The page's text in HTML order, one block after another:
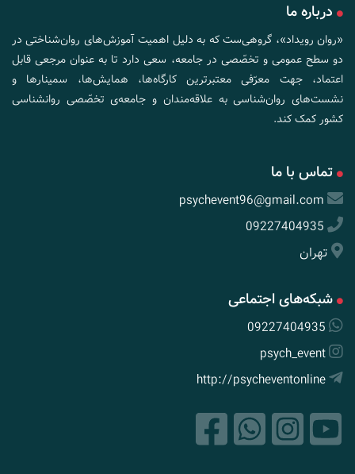
درباره ما
«روان رویداد»، گروهی‌ست که به دلیل اهمیت آموزش‌های روان‌شناختی در
دو سطح عمومی و تخصّصی در جامعه، سعی دارد تا به عنوان مرجعی قابل
اعتماد، جهت معرّفی معتبرترین کارگاه‌ها، همایش‌ها، سمینارها و
نشست‌های روان‌شناسی به علاقه‌مندان و جامعه‌ی تخصّصی روانشناسی
کشور کمک کند.
تماس با ما
psychevent96@gmail.com
09227404935
تهران
شبکه‌های اجتماعی
09227404935
psych_event
http://psycheventonline